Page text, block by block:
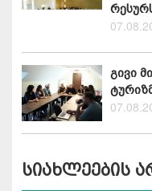
გივი
სიახლეების